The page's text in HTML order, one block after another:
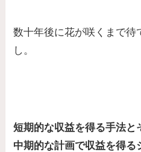
数十年後に花が咲くまで待
し。
短期的な収益を得る手法と
中期的な計画で収益を得る